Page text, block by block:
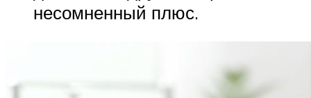
несомненный плюс.